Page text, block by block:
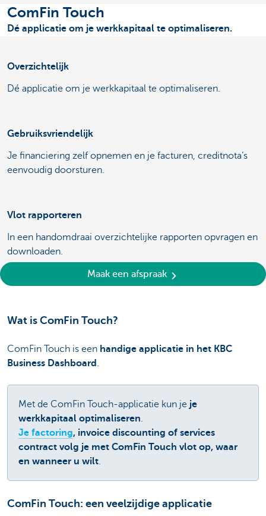
ComFin Touch
Dé applicatie om je werkkapitaal te optimaliseren.
Overzichtelijk
Dé applicatie om je werkkapitaal te optimaliseren.
Gebruiksvriendelijk
Je financiering zelf opnemen en je facturen, creditnota’s
eenvoudig doorsturen.
Vlot rapporteren
In een handomdraai overzichtelijke rapporten opvragen en
downloaden.
Maak een afspraak
Wat is ComFin Touch?
ComFin Touch is een handige applicatie in het KBC
Business Dashboard .
Met de ComFin Touch-applicatie kun je je
werkkapitaal optimaliseren.
Je factoring, invoice discounting of services
contract volg je met ComFin Touch vlot op, waar
en wanneer u wilt.
ComFin Touch: een veelzijdige applicatie